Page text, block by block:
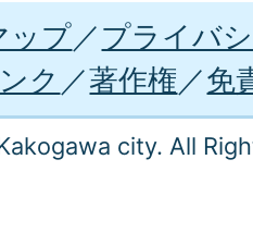
ップ
プライバ
ク
著作権 免
city. All